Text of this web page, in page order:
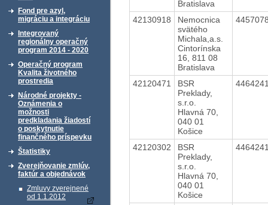
Fond pre azyl,
migráciu a integráciu
Integrovaný
regionálny operačný
program 2014 - 2020
Operačný program
Kvalita životného
prostredia
Národné projekty -
Oznámenia o
možnosti
predkladania žiadostí
o poskytnutie
finančného príspevku
Štatistiky
Zverejňovanie zmlúv,
faktúr a objednávok
Zmluvy zverejnené
od 1.1.2012
Bratislava
42130918
Nemocnica
svätého
Michala,a.s.
Cintorínska
16, 811 08
Bratislava
42120471
BSR
Preklady,
s.r.o.
Hlavná 70,
040 01
Košice
42120302
BSR
Preklady,
s.r.o.
Hlavná 70,
040 01
Košice